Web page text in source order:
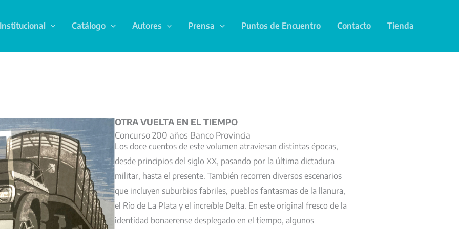
Institucional Catálogo Autores Prensa Puntos de Encuentro Contacto Tienda
OTRA VUELTA EN EL TIEMPO
Concurso 200 años Banco Provincia
Los doce cuentos de este volumen atraviesan distintas épocas,
desde principios del siglo XX, pasando por la última dictadura
militar, hasta el presente. También recorren diversos escenarios
que incluyen suburbios fabriles, pueblos fantasmas de la llanura,
el Río de La Plata y el increíble Delta. En este original fresco de la
identidad bonaerense desplegado en el tiempo, algunos